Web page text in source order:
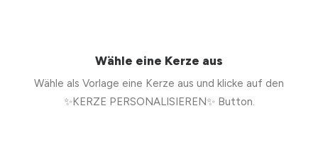
Wähle eine Kerze aus
Wähle als Vorlage eine Kerze aus und klicke auf den
✨KERZE PERSONALISIEREN✨ Button.